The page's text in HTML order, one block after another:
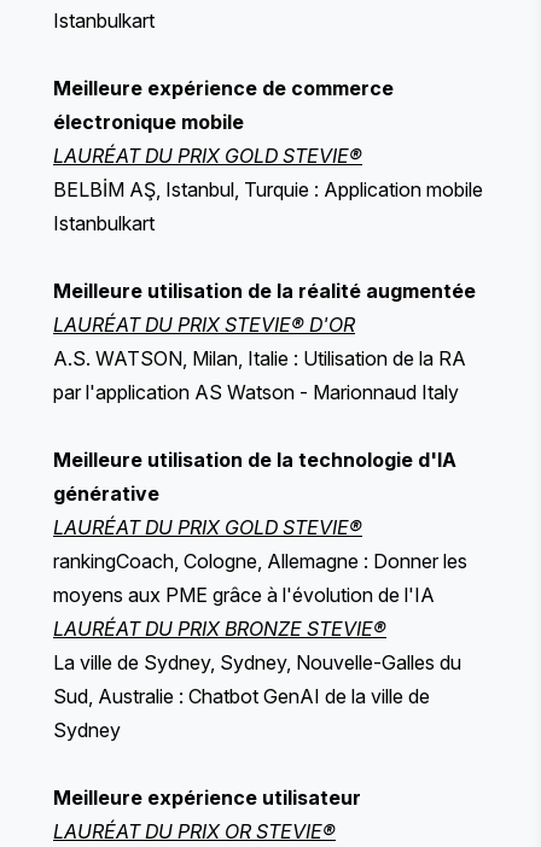
Istanbulkart
Meilleure expérience de commerce
électronique mobile
LAURÉAT DU PRIX GOLD STEVIE®
BELBİM AŞ, Istanbul, Turquie : Application mobile
Istanbulkart
Meilleure utilisation de la réalité augmentée
LAURÉAT DU PRIX STEVIE® D'OR
A.S. WATSON, Milan, Italie : Utilisation de la RA
par l'application AS Watson - Marionnaud Italy
Meilleure utilisation de la technologie d'IA
générative
LAURÉAT DU PRIX GOLD STEVIE®
rankingCoach, Cologne, Allemagne : Donner les
moyens aux PME grâce à l'évolution de l'IA
LAURÉAT DU PRIX BRONZE STEVIE®
La ville de Sydney, Sydney, Nouvelle-Galles du
Sud, Australie : Chatbot GenAI de la ville de
Sydney
Meilleure expérience utilisateur
LAURÉAT DU PRIX OR STEVIE®